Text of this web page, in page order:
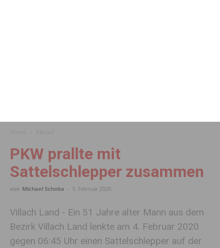
PKW prallte mit
Sattelschlepper zusammen
von Michael Schoba - 5. Februar 2020
Villach Land - Ein 51 Jahre alter Mann aus dem
Bezirk Villach Land lenkte am 4. Februar 2020
gegen 06:45 Uhr einen Sattelschlepper auf der